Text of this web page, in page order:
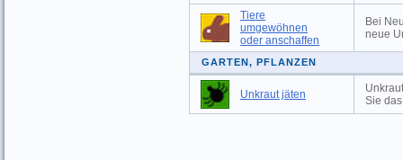
Tiere
umgewöhnen
oder anschaffen
Bei
neue
GARTEN, PFLANZEN
Unkraut jäten
Sie